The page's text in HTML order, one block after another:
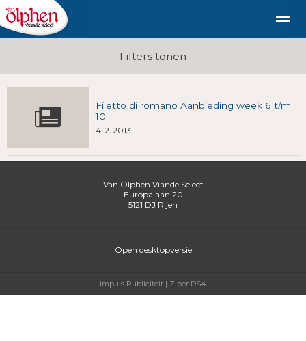
duurzaam diervriendelijk vlees uit de
Shop Nieuws Bellen E-mail
Filters tonen
Filetto di romano Aanbieding week 6 t/m
10
4-2-2013
Van Olphen Viande Select
Europalaan 20
5121 DJ Rijen
Open desktopversie
Impuls Publiciteit | Ziber DS4